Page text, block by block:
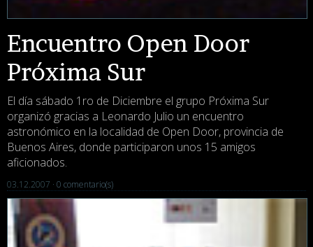
Encuentro Open Door
Próxima Sur
El día sábado 1ro de Diciembre el grupo Próxima Sur
organizó gracias a Leonardo Julio un encuentro
astronómico en la localidad de Open Door, provincia de
Buenos Aires, donde participaron unos 15 amigos
aficionados.
03.12.2007 · 0 comentario(s)